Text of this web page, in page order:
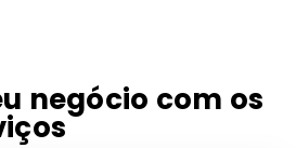
negócio com os